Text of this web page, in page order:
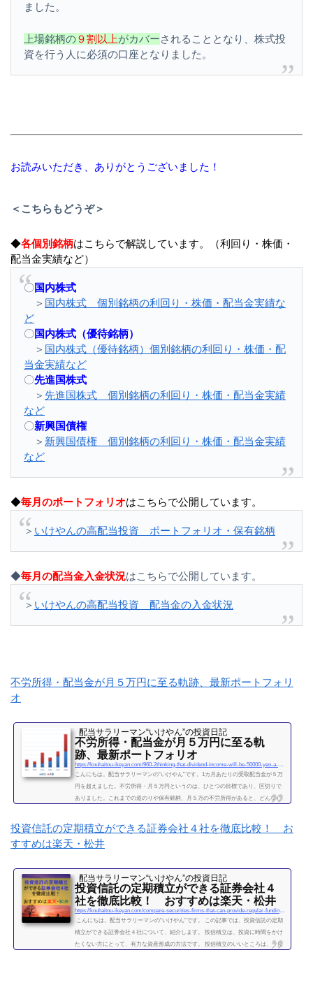
ました。
上場銘柄の９割以上がカバーされることとなり、株式投
資を行う人に必須の口座となりました。
お読みいただき、ありがとうございました！
＜こちらもどうぞ＞
◆各個別銘柄はこちらで解説しています。（利回り・株価・
配当金実績など）
〇国内株式
＞ 国内株式 個別銘柄の利回り・株価・配当金実績な
ど
〇国内株式（優待銘柄）
＞ 国内株式（優待銘柄）個別銘柄の利回り・株価・配
当金実績など
〇先進国株式
＞ 先進国株式 個別銘柄の利回り・株価・配当金実績
など
〇新興国債権
＞ 新興国債権 個別銘柄の利回り・株価・配当金実績
など
◆毎月のポートフォリオはこちらで公開しています。
＞ いけやんの高配当投資 ポートフォリオ・保有銘柄
◆毎月の配当金入金状況はこちらで公開しています。
＞ いけやんの高配当投資 配当金の入金状況
不労所得・配当金が月５万円に至る軌跡、最新ポートフォリ
オ
配当サラリーマン“いけやん”の投資日記 ​
不労所得・配当金が月５万円に至る軌
跡、最新ポートフォリオ
https://kouhaitou-ikeyan.com/960-2thinking-that-dividend-income-will-be-50000-yen-a-month
こんにちは。配当サラリーマンの“いけやん”です。1カ月あたりの受取配当金が５万
円を超えました。不労所得・月５万円というのは、ひとつの目標であり、区切りで
ありました。これまでの道のりや保有銘柄、月５万の不労所得があると、どんな心
ーマンを続けて感じたこと・辞めるための行動【体験談】サラリーマンが資産運用
を10年間続けて分かった4つのこと不労所得という名の受取配当金、月５万円に到達
2019年になり、不労所得という名の受取配当金が月額５万...
投資信託の定期積立ができる証券会社４社を徹底比較！ お
すすめは楽天・松井
配当サラリーマン“いけやん”の投資日記 ​
投資信託の定期積立ができる証券会社４
社を徹底比較！ おすすめは楽天・松井
https://kouhaitou-ikeyan.com/compare-securities-firms-that-can-provide-regular-funding-for-mutual-funds
こんにちは。配当サラリーマンの“いけやん”です。 この記事では、投資信託の定期
積立ができる証券会社４社について、紹介します。 投信積立は、投資に時間をかけ
たくない方にとって、有力な資産形成の方法です。 投信積立のいいところは、一度